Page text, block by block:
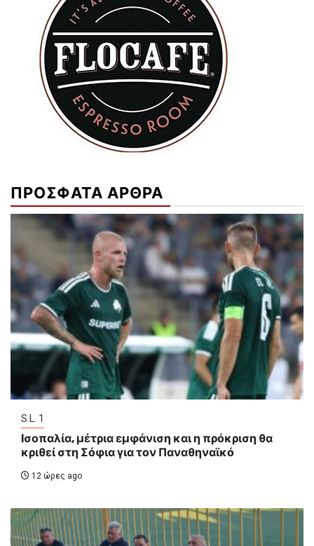
ΠΡΟΣΦΑΤΑ ΑΡΘΡΑ
S.L. 1
Ισοπαλία, μέτρια εμφάνιση και η πρόκριση θα
κριθεί στη Σόφια για τον Παναθηναϊκό
12 ώρες ago